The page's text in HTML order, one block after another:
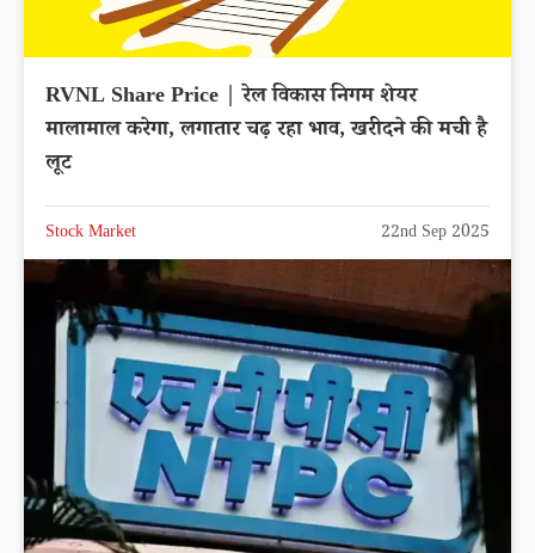
RVNL Share Price | रेल विकास निगम शेयर
मालामाल करेगा, लगातार चढ़ रहा भाव, खरीदने की मची है
लूट
Stock Market 22nd Sep 2025